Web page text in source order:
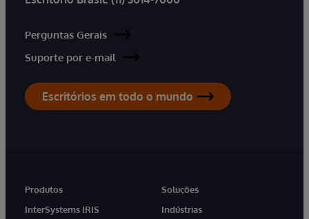
Perguntas Gerais
Suporte por e-mail
Escritórios em todo o mundo
Produtos
InterSystems IRIS
Soluções
Indústrias